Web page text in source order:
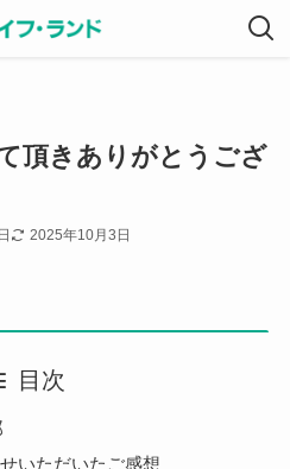
頂きありがとうござ
2025年10月3日
目次
いただいたご感想